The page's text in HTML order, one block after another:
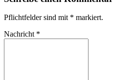
Pflichtfelder sind mit * markiert.
Nachricht *